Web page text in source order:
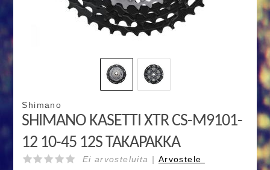
Shimano
SHIMANO KASETTI XTR CS-M9101-
12 10-45 12S TAKAPAKKA
Ei arvosteluita | Arvostele